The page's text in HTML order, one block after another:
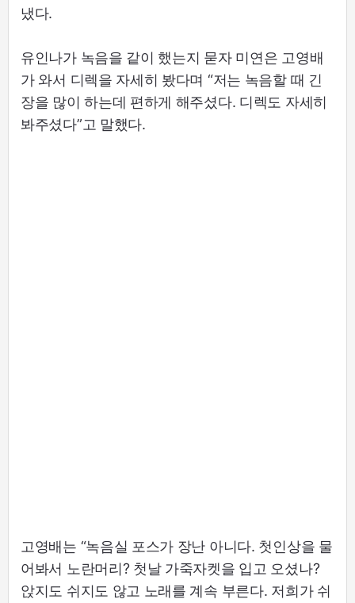
냈다.
유인나가 녹음을 같이 했는지 묻자 미연은 고영배
가 와서 디렉을 자세히 봤다며 “저는 녹음할 때 긴
장을 많이 하는데 편하게 해주셨다. 디렉도 자세히
봐주셨다”고 말했다.
고영배는 “녹음실 포스가 장난 아니다. 첫인상을 물
어봐서 노란머리? 첫날 가죽자켓을 입고 오셨나?
앉지도 쉬지도 않고 노래를 계속 부른다. 저희가 쉬